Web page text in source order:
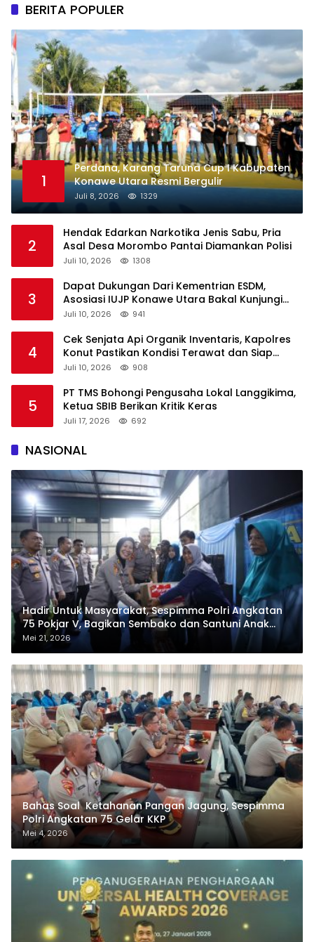
BERITA POPULER
1
Perdana, Karang Taruna Cup I Kabupaten
Konawe Utara Resmi Bergulir
Juli 8, 2026 1329
2
Hendak Edarkan Narkotika Jenis Sabu, Pria
Asal Desa Morombo Pantai Diamankan Polisi
Juli 10, 2026 1308
3
Dapat Dukungan Dari Kementrian ESDM,
Asosiasi IUJP Konawe Utara Bakal Kunjungi
Pemegang IUP di Konut
Juli 10, 2026 941
4
Cek Senjata Api Organik Inventaris, Kapolres
Konut Pastikan Kondisi Terawat dan Siap
Digunakan
Juli 10, 2026 908
5
PT TMS Bohongi Pengusaha Lokal Langgikima,
Ketua SBIB Berikan Kritik Keras
Juli 17, 2026 692
NASIONAL
Hadir Untuk Masyarakat, Sespimma Polri Angkatan
75 Pokjar V, Bagikan Sembako dan Santuni Anak
Yatim
Mei 21, 2026
Bahas Soal Ketahanan Pangan Jagung, Sespimma
Polri Angkatan 75 Gelar KKP
Mei 4, 2026